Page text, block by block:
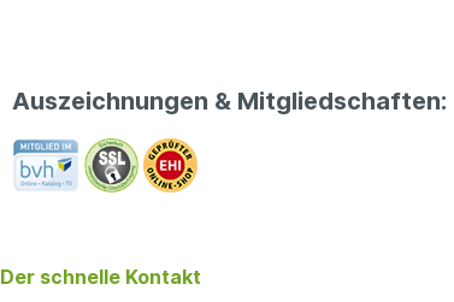
Auszeichnungen & Mitgliedschaften:
Der schnelle Kontakt